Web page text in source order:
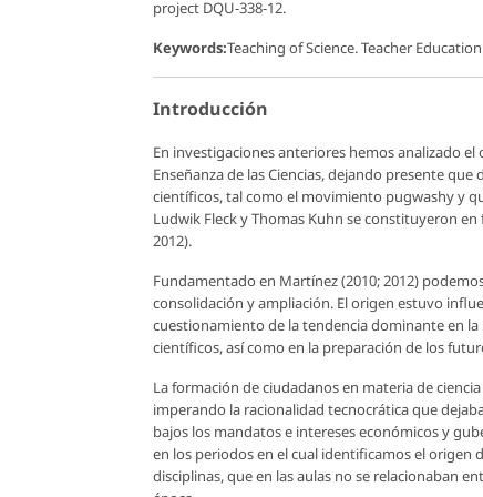
project DQU-338-12.
Keywords:Teaching of Science. Teacher
Introducción
En investigaciones anteriores hemos analizado el
Enseñanza de las Ciencias, dejando presente
científicos, tal como el movimiento pugwashy y
Ludwik Fleck y Thomas Kuhn se constituyeron
2012).
Fundamentado en Martínez (2010; 2012)
consolidación y ampliación. El origen estuvo
cuestionamiento de la tendencia dominante en la
científicos, así como en la preparación de los
La formación de ciudadanos en materia de
imperando la racionalidad tecnocrática que
bajos los mandatos e intereses económicos y
en los periodos en el cual identificamos el origen
disciplinas, que en las aulas no se relacionaban